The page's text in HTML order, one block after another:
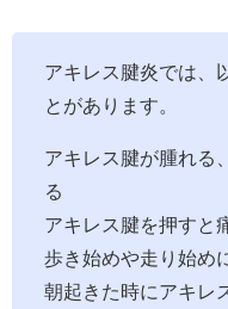
アキレス腱炎では、
とがあります。
アキレス腱が腫れる
る
アキレス腱を押すと
歩き始めや走り始め
朝起きた時にアキレ